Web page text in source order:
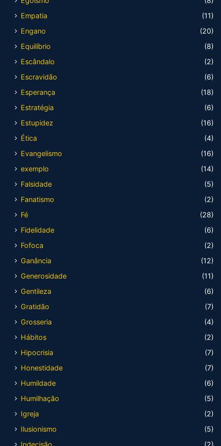
Empatia
(11)
Engano
(20)
Equilíbrio
(8)
Escândalo
(2)
Escravidão
(6)
Esperança
(18)
Estratégia
(6)
Estupidez
(16)
Ética
(4)
Evangelismo
(16)
exemplo
(14)
Falsidade
(5)
Fanatismo
(2)
Fé
(28)
Fidelidade
(6)
Fofoca
(2)
Ganância
(12)
Generosidade
(11)
Gentileza
(6)
Gratidão
(7)
Grosseria
(4)
Hábitos
(2)
Hipocrisia
(7)
Honestidade
(7)
Humildade
(6)
Humilhação
(5)
Igreja
(2)
Ilusionismo
(5)
Indecisão
(2)